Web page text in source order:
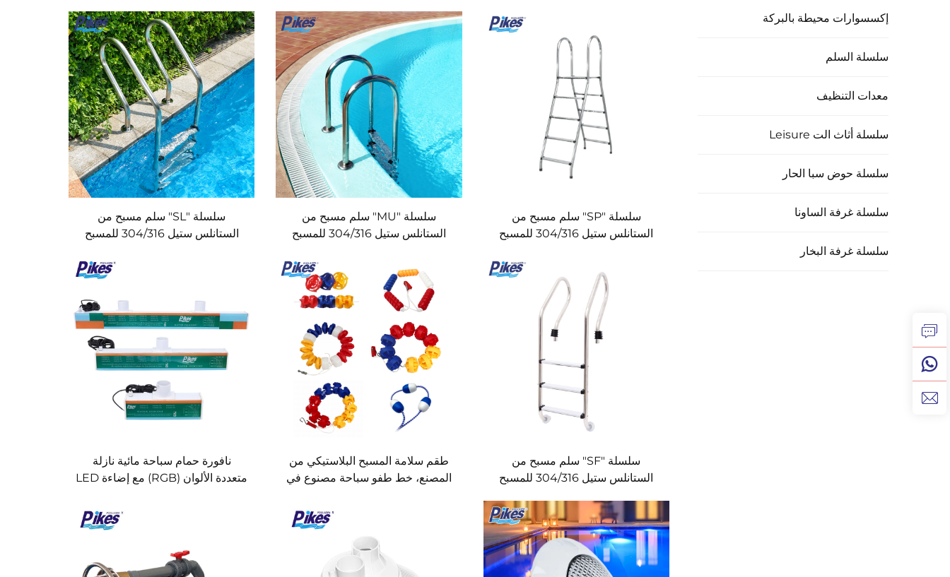
إكسسوارات محيطة بالبركة
سلسلة السلم
معدات التنظيف
سلسلة أثاث الت Leisure
سلسلة حوض سبا الحار
سلسلة غرفة الساونا
سلسلة غرفة البخار
لحمامات السباحة وشلال مائي
سلسلة "SP" سلم مسبح من
الستانلس ستيل 304/316 للمسبح
سلسلة "MU" سلم مسبح من
الستانلس ستيل 304/316 للمسبح
سلسلة "SL" سلم مسبح من
الستانلس ستيل 304/316 للمسبح
سلسلة "SF" سلم مسبح من
الستانلس ستيل 304/316 للمسبح
طقم سلامة المسبح البلاستيكي من
المصنع، خط طفو سباحة مصنوع في
نافورة حمام سباحة مائية نازلة
متعددة الألوان (RGB) مع إضاءة LED